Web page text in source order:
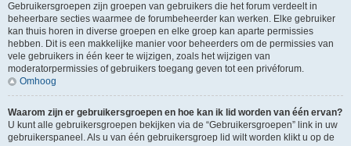
Gebruikersgroepen zijn groepen van gebruikers die het forum verdeelt in
beheerbare secties waarmee de forumbeheerder kan werken. Elke gebruiker
kan thuis horen in diverse groepen en elke groep kan aparte permissies
hebben. Dit is een makkelijke manier voor beheerders om de permissies van
vele gebruikers in één keer te wijzigen, zoals het wijzigen van
moderatorpermissies of gebruikers toegang geven tot een privéforum.
Omhoog
Waarom zijn er gebruikersgroepen en hoe kan ik lid worden van één ervan?
U kunt alle gebruikersgroepen bekijken via de “Gebruikersgroepen” link in uw
gebruikerspaneel. Als u van één gebruikersgroep lid wilt worden klikt u op de